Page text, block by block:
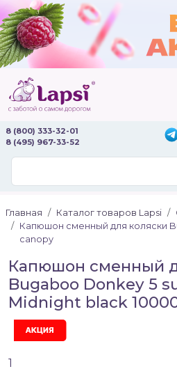
8 (800) 333-32-01
8 (495) 967-33-52
Главная Каталог товаров Lapsi
Капюшон сменный для коляски
canopy
Капюшон сменный
Bugaboo Donkey 5
Midnight black
1